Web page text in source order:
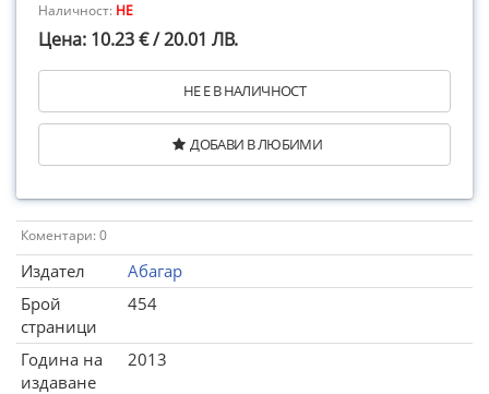
Наличност: НЕ
Цена: 10.23 € / 20.01 ЛВ.
НЕ Е В НАЛИЧНОСТ
ДОБАВИ В ЛЮБИМИ
Коментари: 0
Издател
Абагар
Брой
страници
454
Година на
издаване
2013